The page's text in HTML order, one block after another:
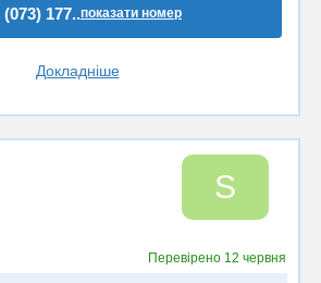
(073) 177..показати номер
Докладніше
S
Перевірено 12 червня